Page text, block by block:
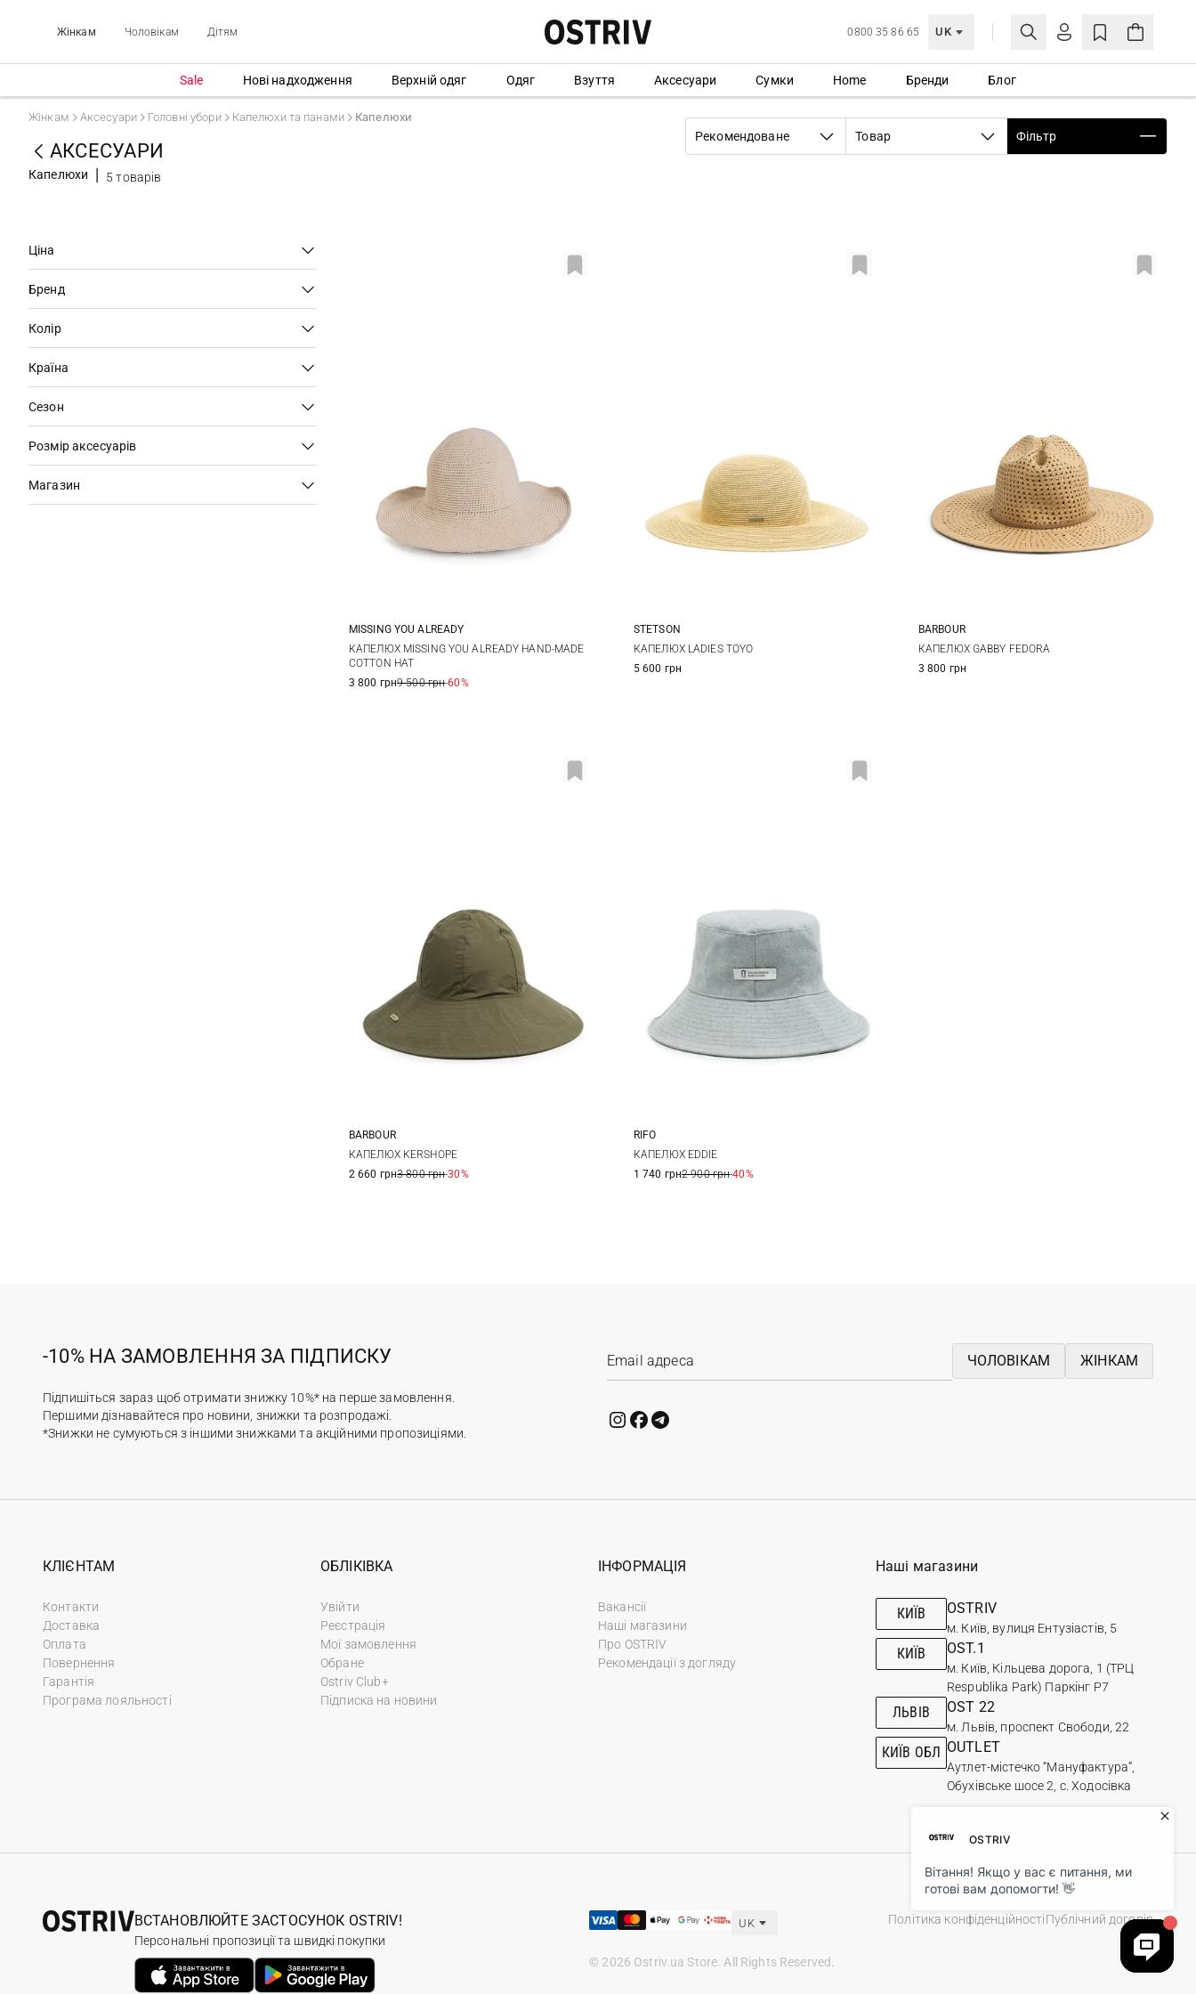
Жінкам Чоловікам Дітям 0800 35 86 65 UK
МОЯ ОБЛІКІВКА
УВІЙТИ
Sale Нові надходження Верхній одяг Одяг Взуття Аксесуари Сумки Home Бренди Блог
Жінкам Аксесуари Головні убори Капелюхи та панами Капелюхи
АКСЕСУАРИ
Капелюхи 5 товарів
Рекомендоване Товар Фільтр
Ціна
Бренд
Колір
Країна
Сезон
Розмір аксесуарів
Магазин
One size
MISSING YOU ALREADY
КАПЕЛЮХ MISSING YOU ALREADY HAND-MADE
COTTON HAT
3 800 грн9 500 грн-60%
S M
STETSON
КАПЕЛЮХ LADIES TOYO
5 600 грн
S M
BARBOUR
КАПЕЛЮХ GABBY FEDORA
3 800 грн
S M
BARBOUR
КАПЕЛЮХ KERSHOPE
2 660 грн3 800 грн-30%
M
RIFO
КАПЕЛЮХ EDDIE
1 740 грн2 900 грн-40%
-10% НА ЗАМОВЛЕННЯ ЗА ПІДПИСКУ
Підпишіться зараз щоб отримати знижку 10%* на перше замовлення.
Першими дізнавайтеся про новини, знижки та розпродажі.
*Знижки не сумуються з іншими знижками та акційними пропозиціями.
ЧОЛОВІКАМ ЖІНКАМ
КЛІЄНТАМ
Контакти
Доставка
Оплата
Повернення
Гарантія
Програма лояльності
ОБЛІКІВКА
Увійти
Реєстрація
Мої замовлення
Обране
Ostriv Club+
Підписка на новини
ІНФОРМАЦІЯ
Вакансії
Наші магазини
Про OSTRIV
Рекомендації з догляду
Наші магазини
КИЇВ OSTRIV
м. Київ, вулиця Ентузіастів, 5
КИЇВ OST.1
м. Київ, Кільцева дорога, 1 (ТРЦ
Respublika Park) Паркінг Р7
ЛЬВІВ OST 22
м. Львів, проспект Свободи, 22
КИЇВ ОБЛ OUTLET
Аутлет-містечко “Мануфактура”,
Обухівське шосе 2, с. Ходосівка
ВСТАНОВЛЮЙТЕ ЗАСТОСУНОК OSTRIV!
Персональні пропозиції та швидкі покупки
UK
© 2026 Ostriv.ua Store. All Rights Reserved.
Політика конфіденційностіПублічний договір